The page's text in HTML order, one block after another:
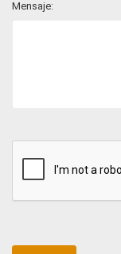
Mensaje: